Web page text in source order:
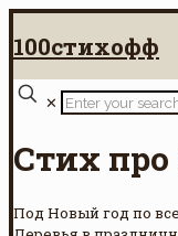
100стихофф
✕
Стих
Под Новый год по